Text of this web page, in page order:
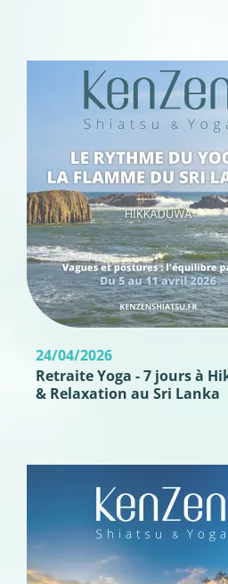
24/04/2026
Retraite Yoga - 7 jours à
& Relaxation au Sri Lanka